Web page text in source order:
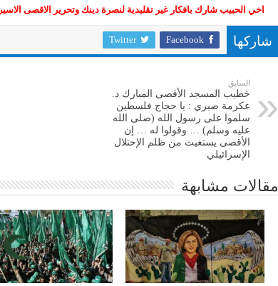
اخي الحبيب شارك بافكار غير تقليدية لنصرة دينك وتحرير الاقصى الاسير
شاركها Facebook
Twitter
السابق
خطيب المسجد الأقصى المبارك د.
عكرمة صبري : يا حجاج فلسطين
سلموا على رسول الله (صلى الله
عليه وسلم) … وقولوا له … إن
الأقصى يستغيث من ظلم الإحتلال
الإسرائيلي
مقالات مشابهة